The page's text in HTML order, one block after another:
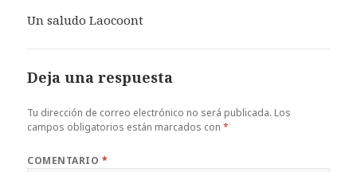
Un saludo Laocoont
Deja una respuesta
Tu dirección de correo electrónico no será publicada. Los
campos obligatorios están marcados con*
COMENTARIO *